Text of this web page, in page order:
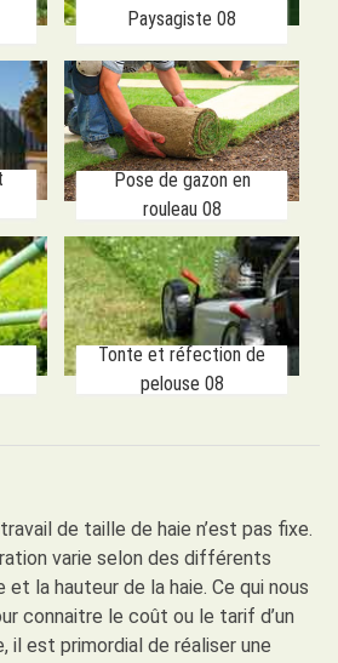
Paysagiste 08
Pose de gazon en
rouleau 08
Tonte et réfection de
pelouse 08
de taille de haie n’est pas fixe.
varie selon des différents
la hauteur de la haie. Ce qui nous
connaitre le coût ou le tarif d’un
il est primordial de réaliser une